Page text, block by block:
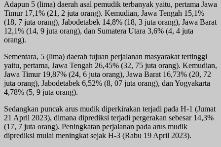
Adapun 5 (lima) daerah asal pemudik terbanyak yaitu, pertama Jawa
Timur 17,1% (21, 2 juta orang). Kemudian, Jawa Tengah 15,1%
(18, 7 juta orang), Jabodetabek 14,8% (18, 3 juta orang), Jawa Barat
12,1% (14, 9 juta orang), dan Sumatera Utara 3,6% (4, 4 juta
orang).
Sementara, 5 (lima) daerah tujuan perjalanan masyarakat tertinggi
yaitu, pertama, Jawa Tengah 26,45% (32, 75 juta orang). Kemudian,
Jawa Timur 19,87% (24, 6 juta orang), Jawa Barat 16,73% (20, 72
juta orang), Jabodetabek 6,52% (8, 07 juta orang), dan Yogyakarta
4,78% (5, 9 juta orang).
Sedangkan puncak arus mudik diperkirakan terjadi pada H-1 (Jumat
21 April 2023), dimana diprediksi terjadi pergerakan sebesar 14,3%
(17, 7 juta orang). Peningkatan perjalanan pada arus mudik
diprediksi mulai meningkat sejak H-3 (Rabu 19 April 2023).